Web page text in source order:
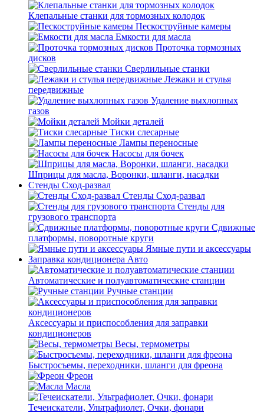
Клепальные станки для тормозных колодок
Пескоструйные камеры
Емкости для масла
Проточка тормозных
дисков
Сверлильные станки
Лежаки и стулья
передвижные
Удаление выхлопных
газов
Мойки деталей
Тиски слесарные
Лампы переносные
Насосы для бочек
Шприцы для масла, Воронки, шланги, насадки
Стенды Сход-развал
Стенды Сход-развал
Стенды для
грузового транспорта
Сдвижные
платформы, поворотные круги
Ямные пути и аксессуары
Заправка кондиционера Авто
Автоматические и полуавтоматические станции
Ручные станции
Аксессуары и приспособления для заправки
кондиционеров
Весы, термометры
Быстросъемы, переходники, шланги для фреона
Фреон
Масла
Течеискатели, Ультрафиолет, Очки, фонари